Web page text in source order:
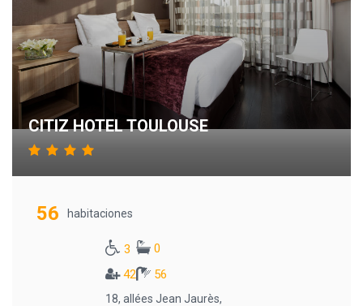
CITIZ HOTEL TOULOUSE
56 habitaciones
3
0
42
56
18, allées Jean Jaurès,